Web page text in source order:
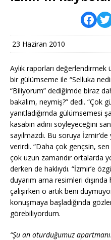
23 Haziran 2010
Aylık raporları değerlendirmek
bir gülümseme ile “Selluka
“Biliyorum” dediğimde biraz
bakalım, neymiş?” dedi. “Çok
yanıtladığımda gülümsemesi
kasabın adını söyleyeceğini
sayılmazdı. Bu soruya
verirdi. “Daha çok gençsin,
çok uzun zamandır ortalarda
derken de haklıydı. “İzmir’e
duyarım ama resimleri
çalışırken o artık beni
konuşmaya başladığında
görebiliyordum.
“Şu an oturduğumuz